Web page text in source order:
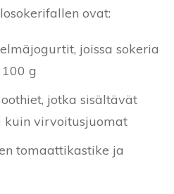
ovat:
joissa sokeria
g
jotka sisältävät
kuin virvoitusjuomat
tomaattikastike ja